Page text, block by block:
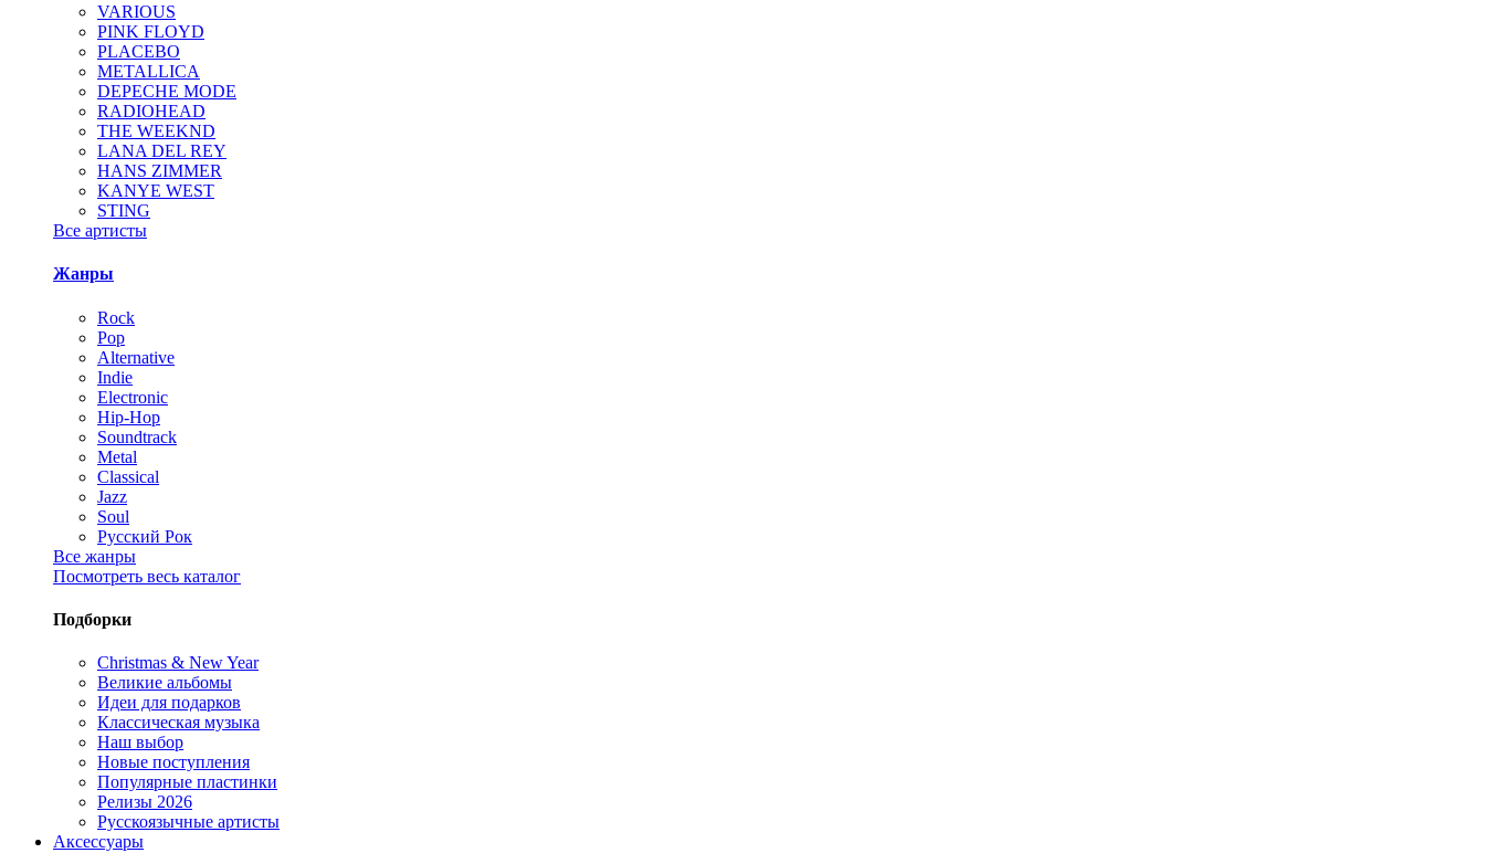
VARIOUS
PINK FLOYD
PLACEBO
METALLICA
DEPECHE MODE
RADIOHEAD
THE WEEKND
LANA DEL REY
HANS ZIMMER
KANYE WEST
STING
Все артисты
Жанры
Rock
Pop
Alternative
Indie
Electronic
Hip-Hop
Soundtrack
Metal
Classical
Jazz
Soul
Русский Рок
Все жанры
Посмотреть весь каталог
Подборки
Christmas & New Year
Великие альбомы
Идеи для подарков
Классическая музыка
Наш выбор
Новые поступления
Популярные пластинки
Релизы 2026
Русскоязычные артисты
Аксессуары